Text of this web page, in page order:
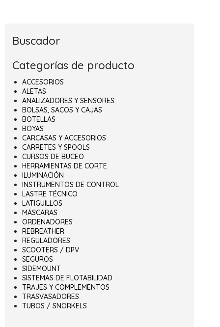
Buscador
Categorías de producto
ACCESORIOS
ALETAS
ANALIZADORES Y SENSORES
BOLSAS, SACOS Y CAJAS
BOTELLAS
BOYAS
CARCASAS Y ACCESORIOS
CARRETES Y SPOOLS
CURSOS DE BUCEO
HERRAMIENTAS DE CORTE
ILUMINACIÓN
INSTRUMENTOS DE CONTROL
LASTRE TÉCNICO
LATIGUILLOS
MÁSCARAS
ORDENADORES
REBREATHER
REGULADORES
SCOOTERS / DPV
SEGUROS
SIDEMOUNT
SISTEMAS DE FLOTABILIDAD
TRAJES Y COMPLEMENTOS
TRASVASADORES
TUBOS / SNORKELS